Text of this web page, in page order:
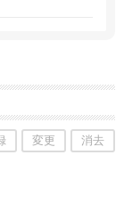
変更 消去